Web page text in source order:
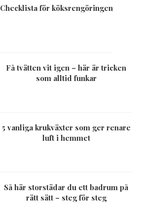
Checklista för köksrengöringen
Få tvätten vit igen – här är tricken
som alltid funkar
5 vanliga krukväxter som ger renare
luft i hemmet
Så här storstädar du ett badrum på
rätt sätt – steg för steg